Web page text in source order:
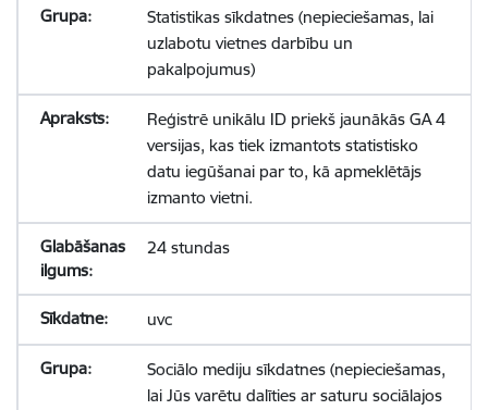
Statistikas sīkdatnes (nepieciešamas, lai
uzlabotu vietnes darbību un
pakalpojumus)
Reģistrē unikālu ID priekš jaunākās GA 4
versijas, kas tiek izmantots statistisko
datu iegūšanai par to, kā apmeklētājs
izmanto vietni.
24 stundas
uvc
Sociālo mediju sīkdatnes (nepieciešamas,
lai Jūs varētu dalīties ar saturu sociālajos